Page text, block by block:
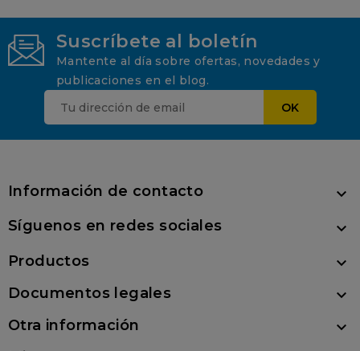
Suscríbete al boletín
Mantente al día sobre ofertas, novedades y
publicaciones en el blog.
Información de contacto 
Síguenos en redes sociales 
Productos 
Documentos legales 
Otra información 